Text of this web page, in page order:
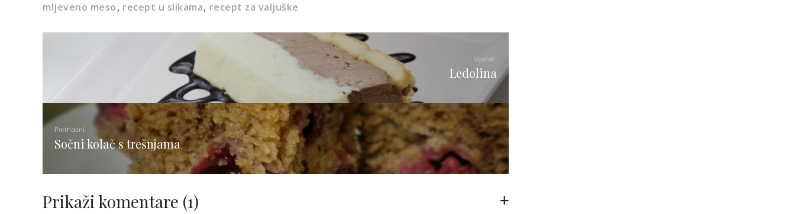
mljeveno meso recept u slikama recept za valjuške
Sljedeći
Ledolina
Prethodni
Sočni kolač s trešnjama
Prikaži komentare (1)